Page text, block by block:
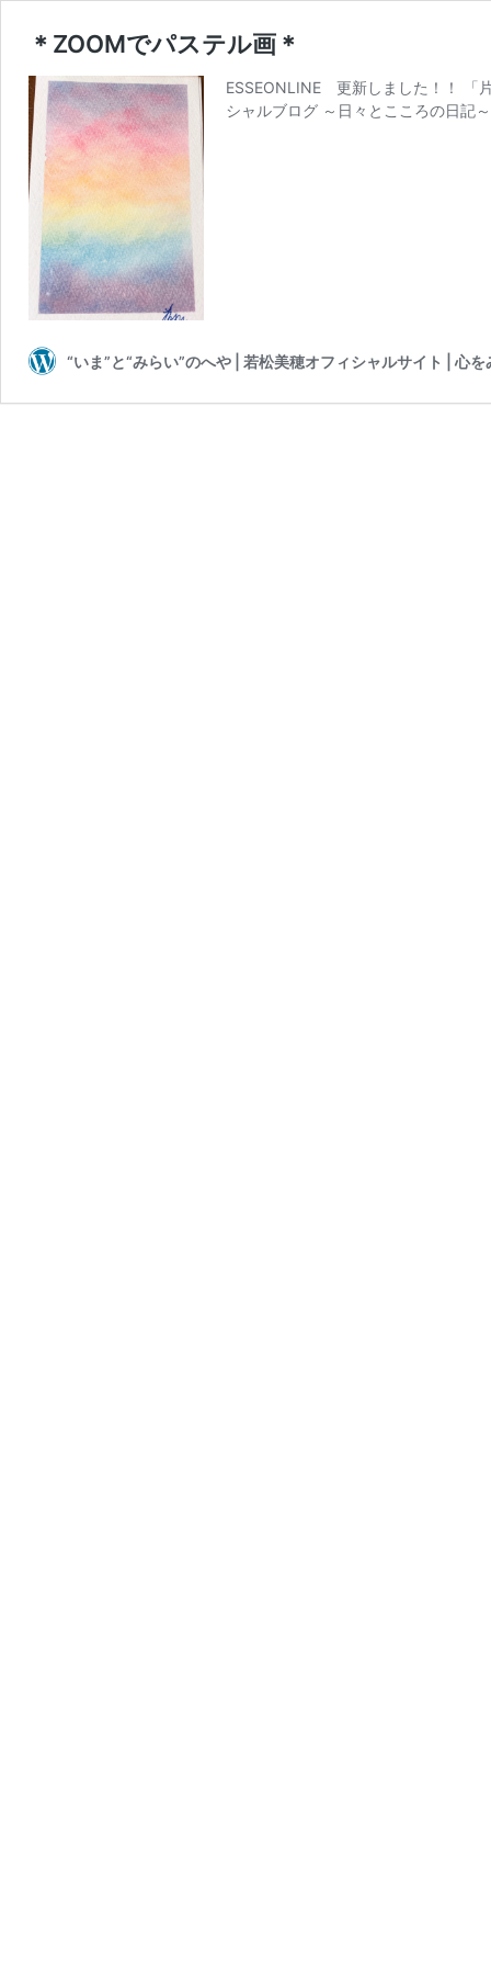
＊ZOOMでパステル画＊
ESSEONLINE 更新しました！！ 「
シャルブログ ～日々とこころの日
“いま”と“みらい”のへや | 若松美穂オフィシャルサイト | 心